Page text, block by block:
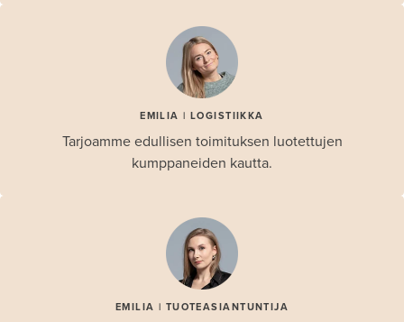
EMILIA | LOGISTIIKKA
Tarjoamme edullisen toimituksen luotettujen
kumppaneiden kautta.
EMILIA | TUOTEASIANTUNTIJA